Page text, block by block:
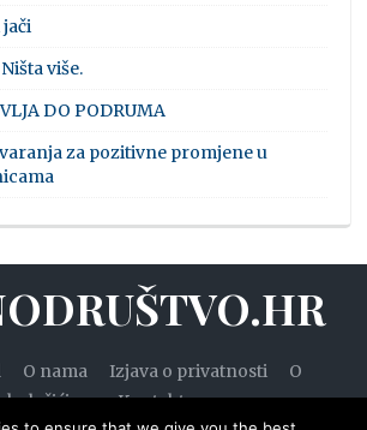
više.
DO PODRUMA
za pozitivne promjene u
O nama Izjava o privatnosti
O
kolačićima
Kontakt